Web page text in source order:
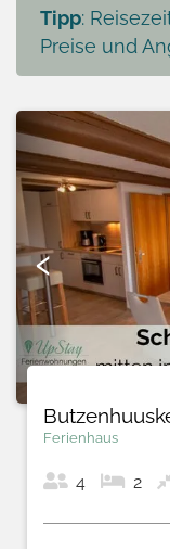
Tipp:
Preise und
‹
Ferienhaus
4 2